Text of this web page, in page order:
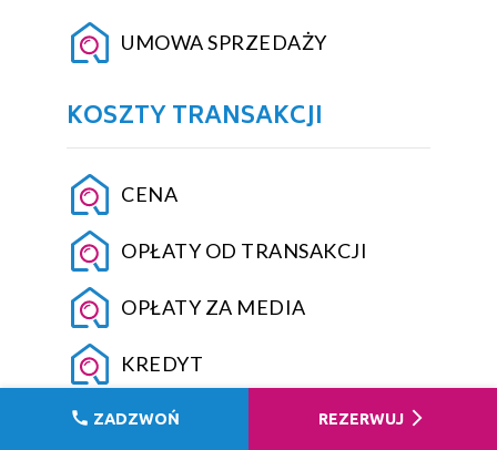
UMOWA SPRZEDAŻY
KOSZTY TRANSAKCJI
CENA
OPŁATY OD TRANSAKCJI
OPŁATY ZA MEDIA
KREDYT
call ZADZWOŃ REZERWUJ arrow_forward_ios